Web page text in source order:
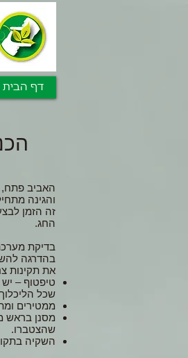
דף הבית
האביב פתח,
והגינה
זה הזמן
החג.
בדיקת
בהדרגה
את תקינות
טיפטוף –
שכל
ממטירים
מסנן בראש
שהצטברו.
השקיה